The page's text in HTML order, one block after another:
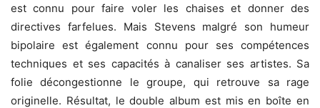
est connu pour faire voler les chaises et donner des
directives farfelues. Mais Stevens malgré son humeur
bipolaire est également connu pour ses compétences
techniques et ses capacités à canaliser ses artistes. Sa
folie décongestionne le groupe, qui retrouve sa rage
originelle. Résultat, le double album est mis en boîte en